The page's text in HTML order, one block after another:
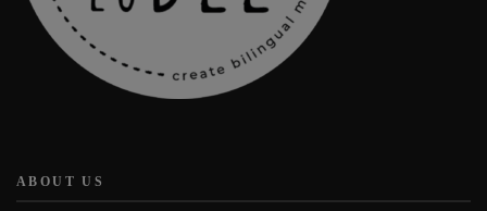
ABOUT US